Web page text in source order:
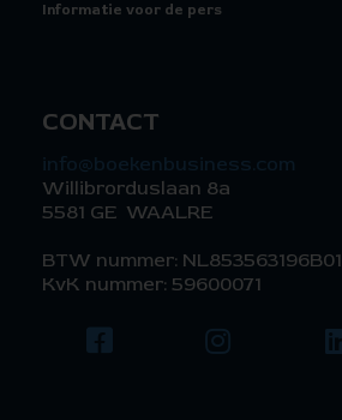
Informatie voor de pers
CONTACT
info@boekenbusiness.com
Willibrorduslaan 8a
5581 GE WAALRE
BTW nummer: NL853563196B01
KvK nummer: 59600071